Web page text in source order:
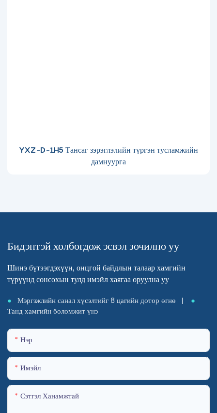
YXZ-D-1H5 Тансаг зэрэглэлийн түргэн тусламжийн
дамнуурга
Бидэнтэй холбогдож эсвэл зочилно уу
Шинэ бүтээгдэхүүн, онцгой байдлын талаар хамгийн
түрүүнд сонсохын тулд имэйл хаягаа оруулна уу
● Мэргэжлийн санал хүсэлтийг 8 цагийн дотор өгнө |
●
Танд хамгийн боломжит үнэ
Нэр
Имэйл
Сэтгэл Ханамжтай